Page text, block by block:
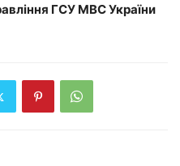
ГСУ МВС України